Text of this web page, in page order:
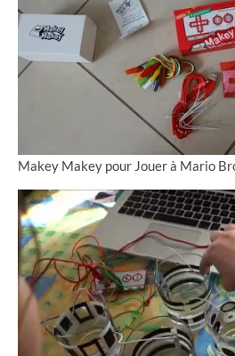
Makey Makey pour Jouer à Mario